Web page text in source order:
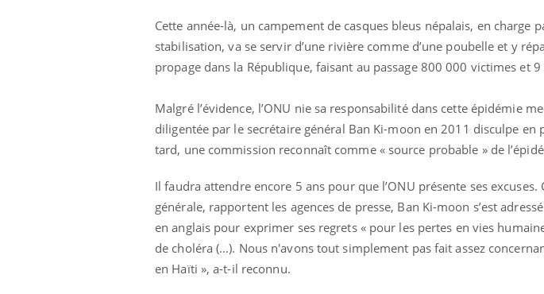
Cette année-là, un campement de casques bleus népalais, en charge
stabilisation, va se servir d’une rivière comme d’une poubelle et y
propage dans la République, faisant au passage 800 000 victimes et
Malgré l’évidence, l’ONU nie sa responsabilité dans cette épidémie
diligentée par le secrétaire général Ban Ki-moon en 2011 disculpe
tard, une commission reconnaît comme « source probable » de
Il faudra attendre encore 5 ans pour que l’ONU présente ses excuses.
générale, rapportent les agences de presse, Ban Ki-moon s’est
en anglais pour exprimer ses regrets « pour les pertes en vies
de choléra (…). Nous n'avons tout simplement pas fait assez
en Haïti », a-t-il reconnu.
France ?
Les médicaments GLP-1
protègent-ils aussi les os
Cytomégalovirus : ce qui
change dans la prise en
charge des femmes
VIH : la fin du
tous les jours se
Pourquoi votre
gâche-t-il les
jours de vos